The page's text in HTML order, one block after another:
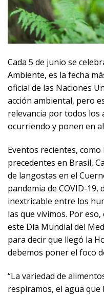
Cada 5 de junio se
Ambiente, es la fecha
oficial de las Naciones
acción ambiental, pero
relevancia por todos los
ocurriendo y ponen en
Eventos recientes,
precedentes en Brasil,
de langostas en el
pandemia de COVID-
inextricable entre los
las que vivimos. Por
este Día Mundial del
para decir que llegó la
debemos poner el foco
“La variedad de
respiramos, el agua que